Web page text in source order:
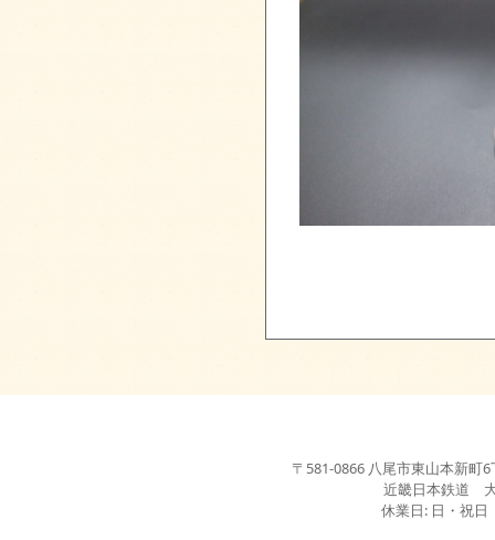
〒581-0866 八尾市東山本新町
近畿日本鉄道
休業日: 日・祝